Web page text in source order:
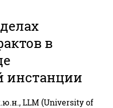
в
инстанции
LLM (University of